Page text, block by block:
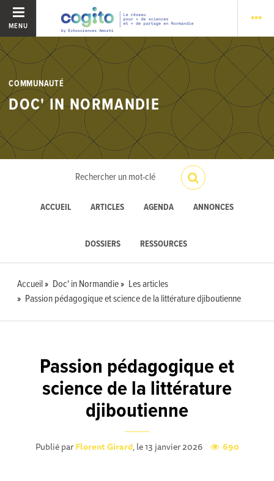
MENU
COMMUNAUTÉ
DOC' IN NORMANDIE
ACCUEIL ARTICLES AGENDA ANNONCES
DOSSIERS RESSOURCES
Accueil Doc' in Normandie
Les articles
Passion pédagogique et science de la littérature djiboutienne
Passion pédagogique et
science de la littérature
djiboutienne
Publié parFlorent Girard, le 13 janvier 2026 690